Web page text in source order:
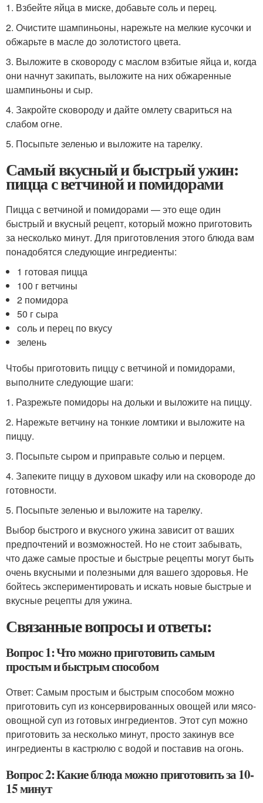
1. Взбейте яйца в миске, добавьте соль и перец.
2. Очистите шампиньоны, нарежьте на мелкие кусочки и
обжарьте в масле до золотистого цвета.
3. Выложите в сковороду с маслом взбитые яйца и, когда
они начнут закипать, выложите на них обжаренные
шампиньоны и сыр.
4. Закройте сковороду и дайте омлету свариться на
слабом огне.
5. Посыпьте зеленью и выложите на тарелку.
Самый вкусный и быстрый ужин:
пицца с ветчиной и помидорами
Пицца с ветчиной и помидорами — это еще один
быстрый и вкусный рецепт, который можно приготовить
за несколько минут. Для приготовления этого блюда вам
понадобятся следующие ингредиенты:
1 готовая пицца
100 г ветчины
2 помидора
50 г сыра
соль и перец по вкусу
зелень
Чтобы приготовить пиццу с ветчиной и помидорами,
выполните следующие шаги:
1. Разрежьте помидоры на дольки и выложите на пиццу.
2. Нарежьте ветчину на тонкие ломтики и выложите на
пиццу.
3. Посыпьте сыром и приправьте солью и перцем.
4. Запеките пиццу в духовом шкафу или на сковороде до
готовности.
5. Посыпьте зеленью и выложите на тарелку.
Выбор быстрого и вкусного ужина зависит от ваших
предпочтений и возможностей. Но не стоит забывать,
что даже самые простые и быстрые рецепты могут быть
очень вкусными и полезными для вашего здоровья. Не
бойтесь экспериментировать и искать новые быстрые и
вкусные рецепты для ужина.
Связанные вопросы и ответы:
Вопрос 1: Что можно приготовить самым
простым и быстрым способом
Ответ: Самым простым и быстрым способом можно
приготовить суп из консервированных овощей или мясо-
овощной суп из готовых ингредиентов. Этот суп можно
приготовить за несколько минут, просто закинув все
ингредиенты в кастрюлю с водой и поставив на огонь.
Вопрос 2: Какие блюда можно приготовить за 10-
15 минут